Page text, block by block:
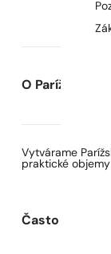
O Parížskych
Vytvárame
praktické
Často kladené